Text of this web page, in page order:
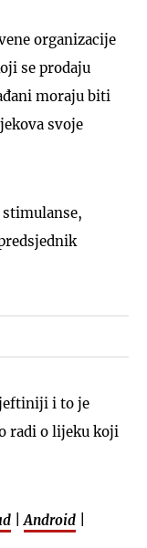
organizacije
se prodaju
moraju biti
svoje
i to je
radi o lijeku koji
Android